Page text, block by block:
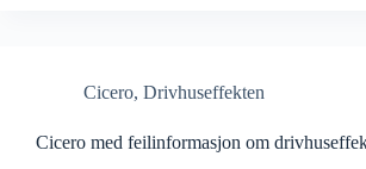
Cicero, Drivhuseffekten
Cicero med feilinformasjon om